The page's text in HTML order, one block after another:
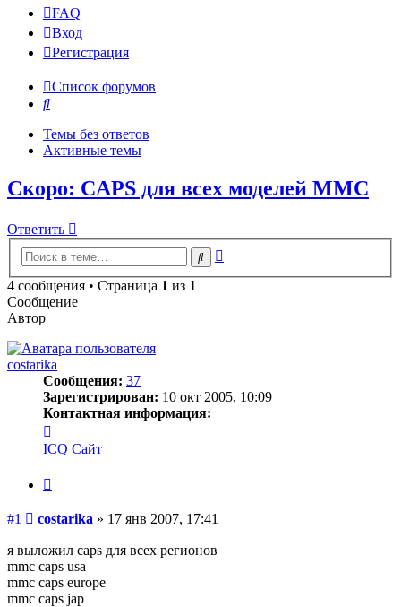
FAQ
Вход
Регистрация
Список форумов
Поиск
Темы без ответов
Активные темы
Скоро: CAPS для всех моделей MMC
Ответить
Поиск
4 сообщения • Страница 1 из 1
Сообщение
Автор
costarika
Сообщения: 37
Зарегистрирован: 10 окт 2005, 10:09
Контактная информация:
информация
пользователя
ICQ Сайт
#1 Сообщение
costarika » 17 янв 2007, 17:41
я выложил caps для всех регионов
mmc caps usa
mmc caps europe
mmc caps jap